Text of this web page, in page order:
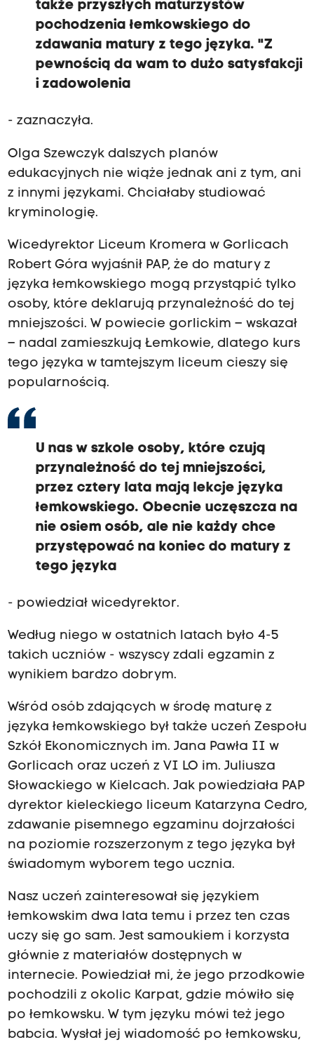
także przyszłych maturzystów
pochodzenia łemkowskiego do
zdawania matury z tego języka. "Z
pewnością da wam to dużo satysfakcji
i zadowolenia
- zaznaczyła.
Olga Szewczyk dalszych planów
edukacyjnych nie wiąże jednak ani z tym, ani
z innymi językami. Chciałaby studiować
kryminologię.
Wicedyrektor Liceum Kromera w Gorlicach
Robert Góra wyjaśnił PAP, że do matury z
języka łemkowskiego mogą przystąpić tylko
osoby, które deklarują przynależność do tej
mniejszości. W powiecie gorlickim – wskazał
– nadal zamieszkują Łemkowie, dlatego kurs
tego języka w tamtejszym liceum cieszy się
popularnością.
U nas w szkole osoby, które czują
przynależność do tej mniejszości,
przez cztery lata mają lekcje języka
łemkowskiego. Obecnie uczęszcza na
nie osiem osób, ale nie każdy chce
przystępować na koniec do matury z
tego języka
- powiedział wicedyrektor.
Według niego w ostatnich latach było 4-5
takich uczniów - wszyscy zdali egzamin z
wynikiem bardzo dobrym.
Wśród osób zdających w środę maturę z
języka łemkowskiego był także uczeń Zespołu
Szkół Ekonomicznych im. Jana Pawła II w
Gorlicach oraz uczeń z VI LO im. Juliusza
Słowackiego w Kielcach. Jak powiedziała PAP
dyrektor kieleckiego liceum Katarzyna Cedro,
zdawanie pisemnego egzaminu dojrzałości
na poziomie rozszerzonym z tego języka był
świadomym wyborem tego ucznia.
Nasz uczeń zainteresował się językiem
łemkowskim dwa lata temu i przez ten czas
uczy się go sam. Jest samoukiem i korzysta
głównie z materiałów dostępnych w
internecie. Powiedział mi, że jego przodkowie
pochodzili z okolic Karpat, gdzie mówiło się
po łemkowsku. W tym języku mówi też jego
babcia. Wysłał jej wiadomość po łemkowsku,